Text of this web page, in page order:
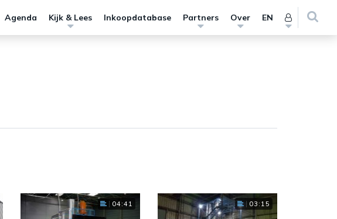
Agenda Kijk & Lees Inkoopdatabase Partners Over EN
04:41 03:15